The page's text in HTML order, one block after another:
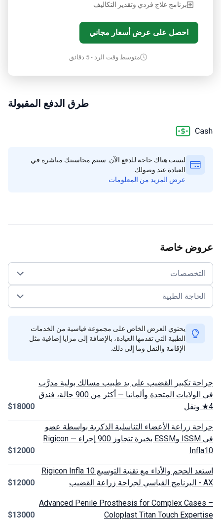
برنامج علاج فردي وتقدير التكاليف
احصل على عرض أسعار مجاني
متوسط وقت الرد - 5 دقائق
طرق الدفع المقبولة
ليست هناك حاجة للدفع الآن. سيتم محاسبتك مباشرة في
العيادة عند وصولك.
عرض المزيد من المعلومات
خاصة
الطبية
يحتوي العرض الخاص على مجموعة قياسية من الخدمات
الطبية التي تقدمها العيادة، بالإضافة إلى مزايا إضافية مثل
الإقامة والنقل وما إلى ذلك.
تكبير القضيب على يد طبيب مسالك بولية مدرَّب
في الولايات المتحدة وألمانيا — أكثر من 900 حالة، فندق
$18000
زراعة الأعضاء التناسلية الذكرية بواسطة عضو
في ISSM وESSM بخبرة تتجاوز 900 إجراء — Rigicon
$12000
استعد الحجم والأداء مع تقنية التوسيع Rigicon Infla 10
$12000
Advanced Penile Prosthesis for Complex
Coloplast Titan Touch
$13000